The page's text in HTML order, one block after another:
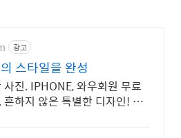
광고
스타일을 완성
진. IPHONE, 와우회원 무료
하지 않은 특별한 디자인! 지